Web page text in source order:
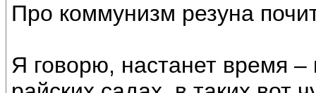
Про коммунизм резуна
Я говорю, настанет время